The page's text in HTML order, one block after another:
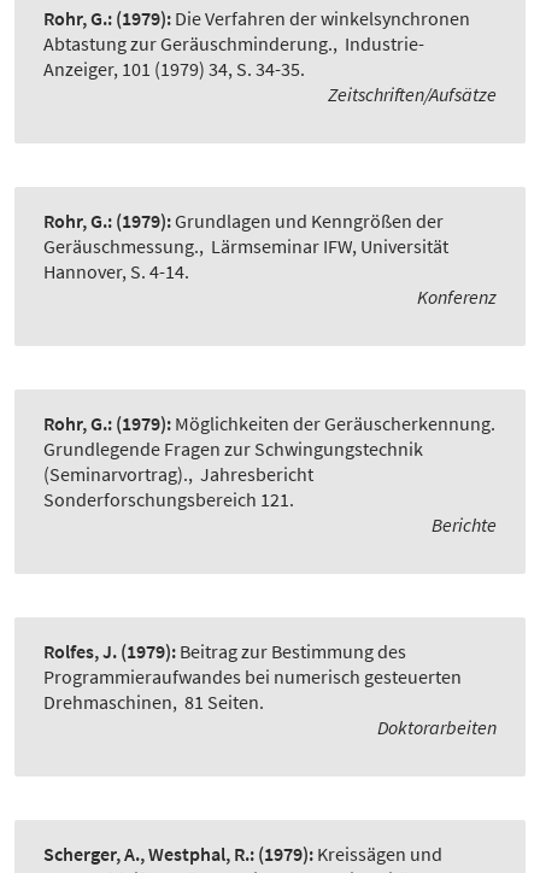
Rohr, G.: (1979): Die Verfahren der winkelsynchronen
Abtastung zur Geräuschminderung., Industrie-
Anzeiger, 101 (1979) 34, S. 34-35.
Zeitschriften/Aufsätze
Rohr, G.: (1979):Grundlagen und Kenngrößen der
Geräuschmessung., Lärmseminar IFW, Universität
Hannover, S. 4-14.
Konferenz
Rohr, G.: (1979): Möglichkeiten der Geräuscherkennung.
Grundlegende Fragen zur Schwingungstechnik
(Seminarvortrag)., Jahresbericht
Sonderforschungsbereich 121.
Berichte
Rolfes, J. (1979): Beitrag zur Bestimmung des
Programmieraufwandes bei numerisch gesteuerten
Drehmaschinen, 81 Seiten.
Doktorarbeiten
Scherger, A., Westphal, R.: (1979): Kreissägen und